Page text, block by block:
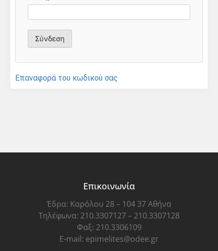
Επαναφορά του κωδικού σας
Επικοινωνία
Έδρα: Καρόλου 28 – 104 37 Αθήνα
Τηλέφωνα: 210.3307127 – 210.3307128
Φαξ: 210.3306109
E-mail: epimelites@odee.gr